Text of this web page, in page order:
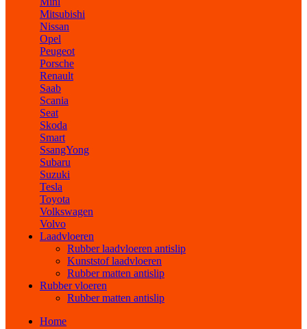
Mitsubishi
Nissan
Opel
Peugeot
Porsche
Renault
Saab
Scania
Seat
Skoda
Smart
SsangYong
Subaru
Suzuki
Tesla
Toyota
Volkswagen
Volvo
Laadvloeren
Rubber laadvloeren antislip
Kunststof laadvloeren
Rubber matten antislip
Rubber vloeren
Rubber matten antislip
Home